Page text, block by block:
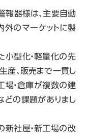
報器様は、主要自動
外のマーケットに製
小型化・軽量化の先
産、販売まで一貫し
場・倉庫が複数の建
どの課題がありまし
新社屋・新工場の改